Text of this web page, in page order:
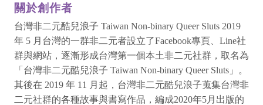
關於創作者
台灣非二元酷兒浪子 Taiwan Non-binary Queer Sluts 2019
年 5 月台灣的一群非二元者設立了Facebook專頁、Line社
群與網站，逐漸形成台灣第一個本土非二元社群，取名為
「台灣非二元酷兒浪子 Taiwan Non-binary Queer Sluts」。
其後在 2019 年 11 月起，台灣非二元酷兒浪子蒐集台灣非
二元社群的各種故事與書寫作品，編成2020年5月出版的